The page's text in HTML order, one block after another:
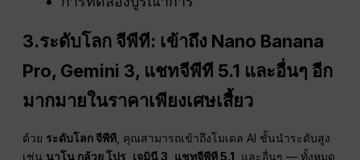
3.ระดับโลก จีพีที: เข้าถึง Nano Banana
Pro, Gemini 3, แชทจีพีที 5.1 และอื่นๆ อีก
มากมายในราคาเพียงเศษเสี้ยว
ด้วย ระดับโลกจีพีที , คุณสามารถเข้าถึงโมเดล AI ชั้นนำระดับสูง
เช่น นาโน กล้วย โปร เจมินี 3 แชทจีพีที5.1 , และอื่นๆ — ทั้งหมด